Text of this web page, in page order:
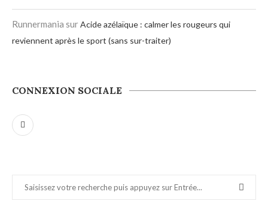
Runnermania surAcide azélaïque : calmer les rougeurs qui
reviennent après le sport (sans sur-traiter)
CONNEXION SOCIALE